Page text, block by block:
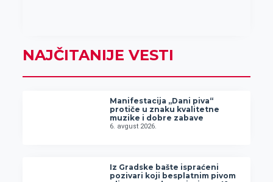
NAJČITANIJE VESTI
Manifestacija „Dani piva“
protiče u znaku kvalitetne
muzike i dobre zabave
6. avgust 2026.
Iz Gradske bašte ispraćeni
pozivari koji besplatnim pivom